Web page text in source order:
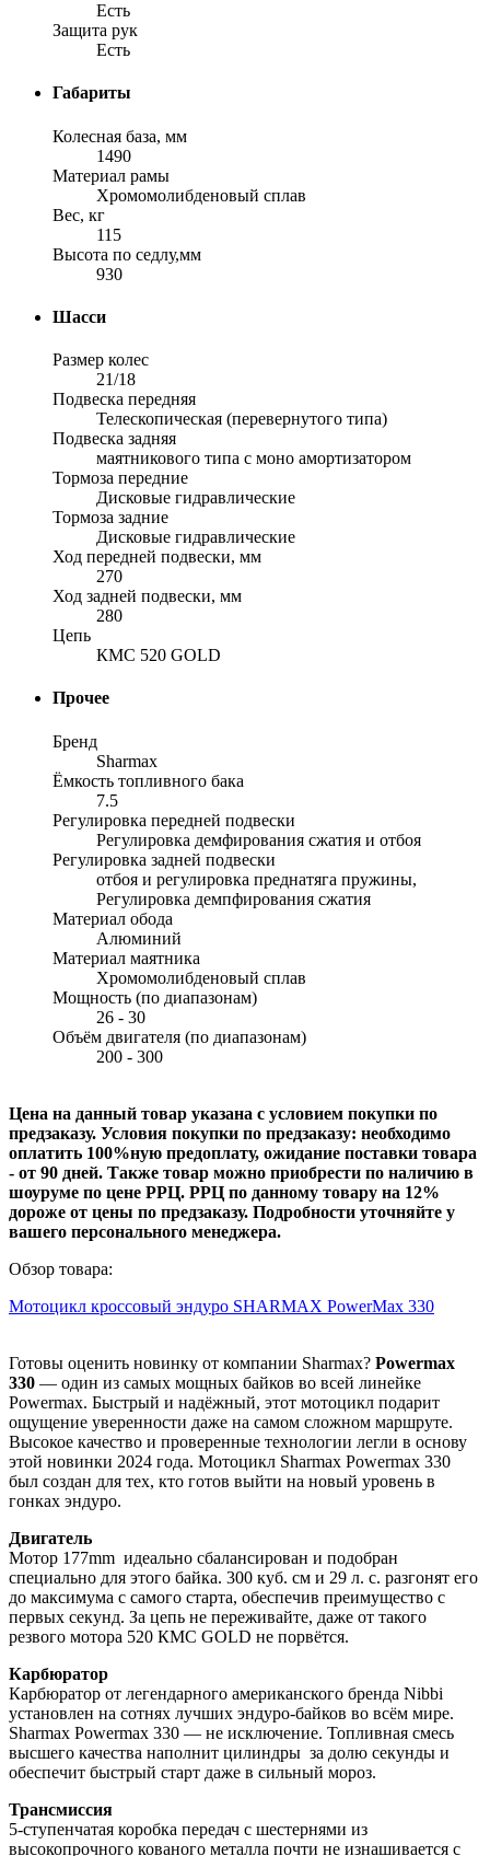
Есть
Защита рук
Есть
Габариты
Колесная база, мм
1490
Материал рамы
Хромомолибденовый сплав
Вес, кг
115
Высота по седлу,мм
930
Шасси
Размер колес
21/18
Подвеска передняя
Телескопическая (перевернутого типа)
Подвеска задняя
маятникового типа с моно амортизатором
Тормоза передние
Дисковые гидравлические
Тормоза задние
Дисковые гидравлические
Ход передней подвески, мм
270
Ход задней подвески, мм
280
Цепь
КМС 520 GOLD
Прочее
Бренд
Sharmax
Ёмкость топливного бака
7.5
Регулировка передней подвески
Регулировка демфирования сжатия и отбоя
Регулировка задней подвески
отбоя и регулировка преднатяга пружины,
Регулировка демпфирования сжатия
Материал обода
Алюминий
Материал маятника
Хромомолибденовый сплав
Мощность (по диапазонам)
26 - 30
Объём двигателя (по диапазонам)
200 - 300
Цена на данный товар указана с условием покупки по
предзаказу. Условия покупки по предзаказу: необходимо
оплатить 100%ную предоплату, ожидание поставки товара
- от 90 дней. Также товар можно приобрести по наличию в
шоуруме по цене РРЦ. РРЦ по данному товару на 12%
дороже от цены по предзаказу. Подробности уточняйте у
вашего персонального менеджера.
Обзор товара:
Мотоцикл кроссовый эндуро SHARMAX PowerMax 330
Готовы оценить новинку от компании Sharmax? Powermax
330 — один из самых мощных байков во всей линейке
Powermax. Быстрый и надёжный, этот мотоцикл подарит
ощущение уверенности даже на самом сложном маршруте.
Высокое качество и проверенные технологии легли в основу
этой новинки 2024 года. Мотоцикл Sharmax Powermax 330
был создан для тех, кто готов выйти на новый уровень в
гонках эндуро.
Двигатель
Мотор 177mm идеально сбалансирован и подобран
специально для этого байка. 300 куб. см и 29 л. с. разгонят его
до максимума с самого старта, обеспечив преимущество с
первых секунд. За цепь не переживайте, даже от такого
резвого мотора 520 КМС GOLD не порвётся.
Карбюратор
Карбюратор от легендарного американского бренда Nibbi
установлен на сотнях лучших эндуро-байков во всём мире.
Sharmax Powermax 330 — не исключение. Топливная смесь
высшего качества наполнит цилиндры за долю секунды и
обеспечит быстрый старт даже в сильный мороз.
Трансмиссия
5-ступенчатая коробка передач с шестернями из
высокопрочного кованого металла почти не изнашивается с